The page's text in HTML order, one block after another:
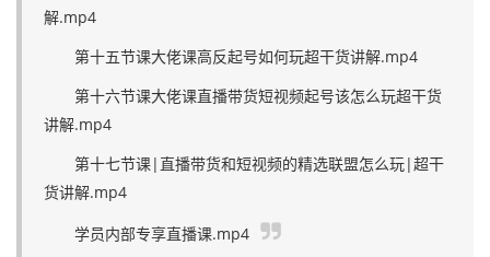
解.mp4
第十五节课大佬课高反起号如何玩超干货讲解.mp4
第十六节课大佬课直播带货短视频起号该怎么玩超干货
讲解.mp4
第十七节课|直播带货和短视频的精选联盟怎么玩|超干
货讲解.mp4
学员内部专享直播课.mp4